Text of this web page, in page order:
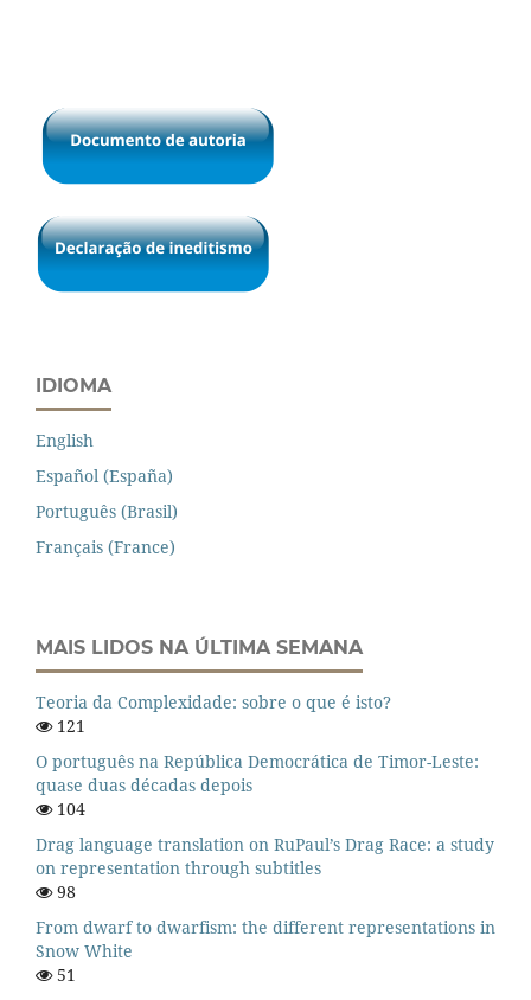
IDIOMA
English
Español (España)
Português (Brasil)
Français (France)
MAIS LIDOS NA ÚLTIMA SEMANA
Teoria da Complexidade: sobre o que é isto?
121
O português na República Democrática de Timor-Leste:
quase duas décadas depois
104
Drag language translation on RuPaul’s Drag Race: a study
on representation through subtitles
98
From dwarf to dwarfism: the different representations in
Snow White
51